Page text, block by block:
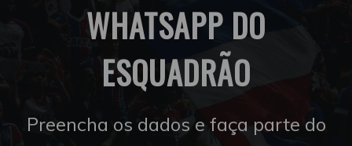
WHATSAPP DO
ESQUADRÃO
Preencha os dados e faça parte do